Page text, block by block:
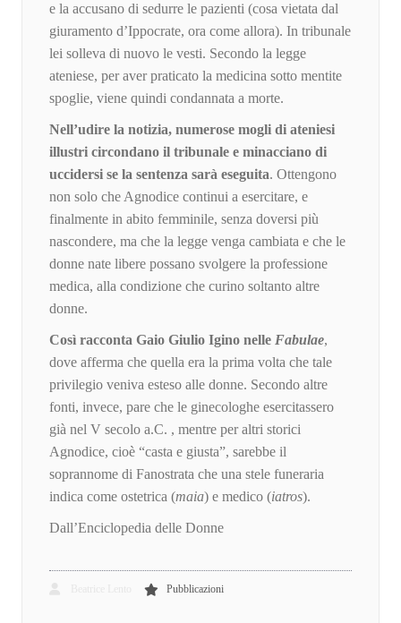
e la accusano di sedurre le pazienti (cosa vietata dal
giuramento d’Ippocrate, ora come allora). In tribunale
lei solleva di nuovo le vesti. Secondo la legge
ateniese, per aver praticato la medicina sotto mentite
spoglie, viene quindi condannata a morte.
Nell’udire la notizia, numerose mogli di ateniesi
illustri circondano il tribunale e minacciano di
uccidersi se la sentenza sarà eseguita. Ottengono
non solo che Agnodice continui a esercitare, e
finalmente in abito femminile, senza doversi più
nascondere, ma che la legge venga cambiata e che le
donne nate libere possano svolgere la professione
medica, alla condizione che curino soltanto altre
donne.
Così racconta Gaio Giulio Igino nelle Fabulae,
dove afferma che quella era la prima volta che tale
privilegio veniva esteso alle donne. Secondo altre
fonti, invece, pare che le ginecologhe esercitassero
già nel V secolo a.C. , mentre per altri storici
Agnodice, cioè “casta e giusta”, sarebbe il
soprannome di Fanostrata che una stele funeraria
indica come ostetrica (maia) e medico (iatros).
Dall’Enciclopedia delle Donne
Pubblicazioni